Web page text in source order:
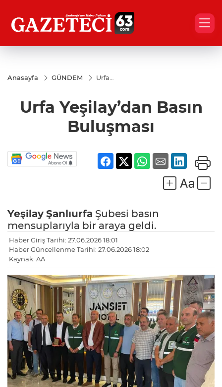
Anasayfa GÜNDEM
Urfa
Buluşması
Urfa Yeşilay’dan Basın
Buluşması
Yeşilay Şanlıurfa Şubesi basın
mensuplarıyla bir araya geldi.
Haber Giriş Tarihi: 27.06.2026 18:01
Haber Güncellenme Tarihi: 27.06.2026 18:02
Kaynak: AA